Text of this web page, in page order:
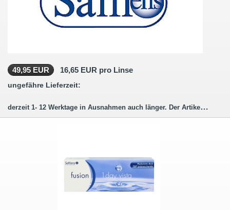
49,95 EUR 16,65 EUR pro Linse
ungefähre Lieferzeit:
derzeit 1- 12 Werktage in Ausnahmen auch länger. Der Artikel wird für Sie bestellt (hergestellt)